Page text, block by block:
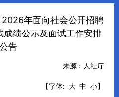
年面向社会公开招聘
成绩公示及面试工作安排
公告
来源：人社厅
【字体: 大 中 小】